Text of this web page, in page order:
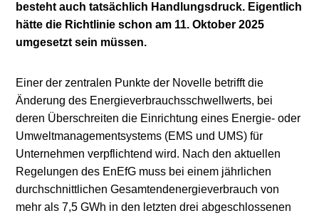
Umweltenergierecht
besteht auch tatsächlich Handlungsdruck. Eigentlich
hätte die Richtlinie schon am 11. Oktober 2025
umgesetzt sein müssen.
Einer der zentralen Punkte der Novelle betrifft die
Änderung des Energieverbrauchsschwellwerts, bei
deren Überschreiten die Einrichtung eines Energie- oder
Umweltmanagementsystems (EMS und UMS) für
Unternehmen verpflichtend wird. Nach den aktuellen
Regelungen des EnEfG muss bei einem jährlichen
durchschnittlichen Gesamtendenergieverbrauch von
mehr als 7,5 GWh in den letzten drei abgeschlossenen